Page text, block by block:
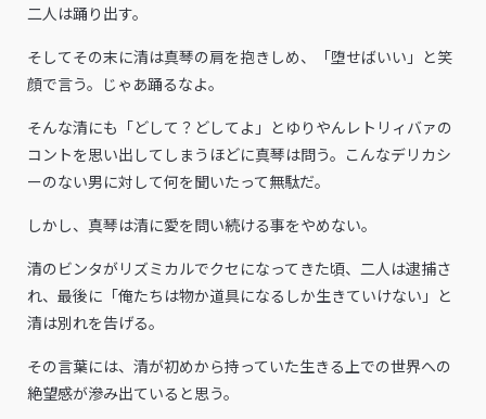
二人は踊り出す。
そしてその末に清は真琴の肩を抱きしめ、「堕せばいい」と笑
顔で言う。じゃあ踊るなよ。
そんな清にも「どして？どしてよ」とゆりやんレトリィバァの
コントを思い出してしまうほどに真琴は問う。こんなデリカシ
ーのない男に対して何を聞いたって無駄だ。
しかし、真琴は清に愛を問い続ける事をやめない。
清のビンタがリズミカルでクセになってきた頃、二人は逮捕さ
れ、最後に「俺たちは物か道具になるしか生きていけない」と
清は別れを告げる。
その言葉には、清が初めから持っていた生きる上での世界への
絶望感が滲み出ていると思う。